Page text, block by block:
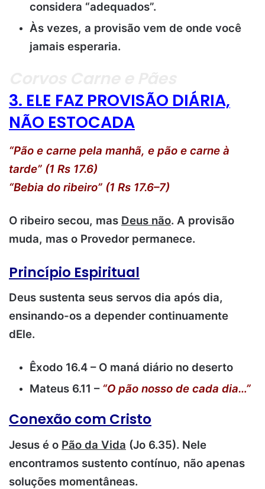
considera “adequados”.
Às vezes, a provisão vem de onde você
jamais esperaria.
3. ELE FAZ PROVISÃO DIÁRIA,
NÃO ESTOCADA
“Pão e carne pela manhã, e pão e carne à
tarde” (1 Rs 17.6)
“Bebia do ribeiro” (1 Rs 17.6–7)
O ribeiro secou, mas Deus não. A provisão
muda, mas o Provedor permanece.
Princípio Espiritual
Deus sustenta seus servos dia após dia,
ensinando-os a depender continuamente
dEle.
Êxodo 16.4 – O maná diário no deserto
Mateus 6.11 – “O pão nosso de cada dia…”
Conexão com Cristo
Jesus é o Pão da Vida (Jo 6.35). Nele
encontramos sustento contínuo, não apenas
soluções momentâneas.